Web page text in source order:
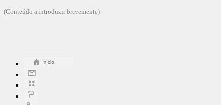
(Conteúdo a introduzir brevemente)